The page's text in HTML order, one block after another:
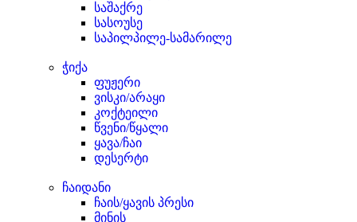
საშაქრე
სასოუსე
საპილპილე-სამარილე
ჭიქა
ფუჟერი
ვისკი/არაყი
კოქტეილი
წვენი/წყალი
ყავა/ჩაი
დესერტი
ჩაიდანი
ჩაის/ყავის პრესი
მინის